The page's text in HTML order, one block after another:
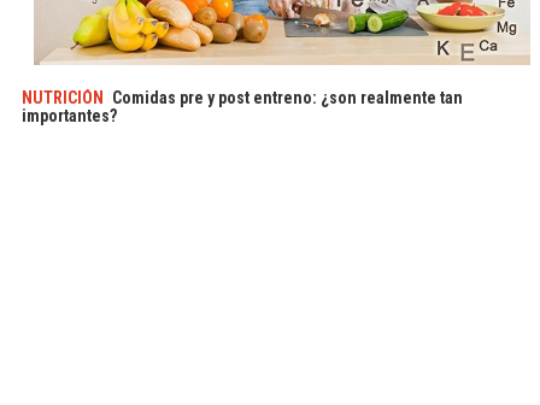
NUTRICIÓN
Comidas pre y post entreno: ¿son realmente tan
importantes?